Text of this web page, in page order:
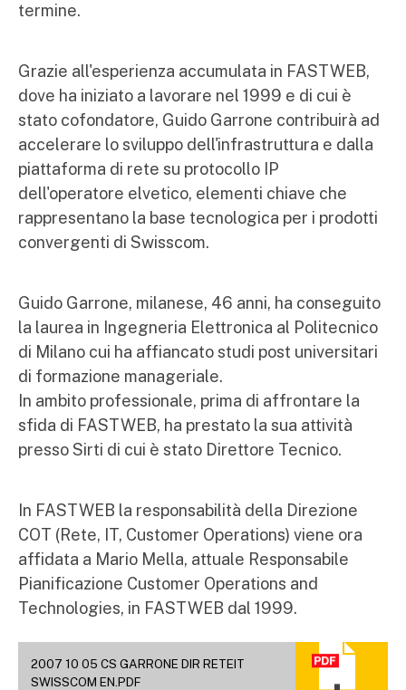
termine.
Grazie all'esperienza accumulata in FASTWEB,
dove ha iniziato a lavorare nel 1999 e di cui è
stato cofondatore, Guido Garrone contribuirà ad
accelerare lo sviluppo dell'infrastruttura e dalla
piattaforma di rete su protocollo IP
dell'operatore elvetico, elementi chiave che
rappresentano la base tecnologica per i prodotti
convergenti di Swisscom.
Guido Garrone, milanese, 46 anni, ha conseguito
la laurea in Ingegneria Elettronica al Politecnico
di Milano cui ha affiancato studi post universitari
di formazione manageriale.
In ambito professionale, prima di affrontare la
sfida di FASTWEB, ha prestato la sua attività
presso Sirti di cui è stato Direttore Tecnico.
In FASTWEB la responsabilità della Direzione
COT (Rete, IT, Customer Operations) viene ora
affidata a Mario Mella, attuale Responsabile
Pianificazione Customer Operations and
Technologies, in FASTWEB dal 1999.
2007 10 05 CS GARRONE DIR RETEIT
SWISSCOM EN.PDF